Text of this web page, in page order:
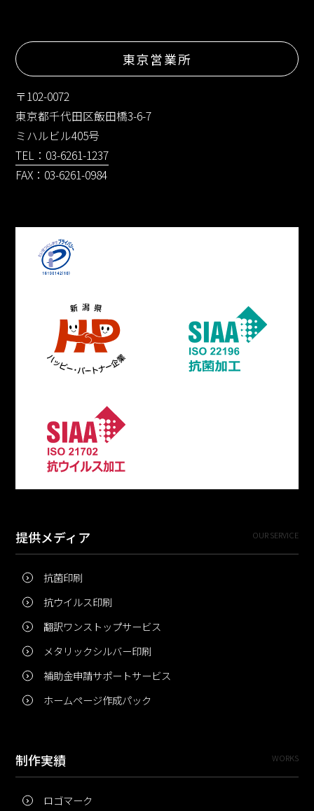
東京営業所
〒102-0072
東京都千代田区飯田橋3-6-7
ミハルビル405号
TEL：03-6261-1237
FAX：03-6261-0984
提供メディア OUR SERVICE
抗菌印刷
抗ウイルス印刷
翻訳ワンストップサービス
メタリックシルバー印刷
補助金申請サポートサービス
ホームページ作成パック
制作実績 WORKS
ロゴマーク